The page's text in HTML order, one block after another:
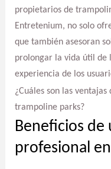
propietarios de
Entretenium, no solo
que también asesoran
prolongar la vida útil de
experiencia de los
¿Cuáles son las
trampoline parks?
Beneficios
profesional